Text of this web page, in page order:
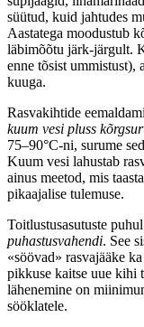
süütud, kuid jahtudes
Aastatega moodustub
läbimõõtu järk-järgult.
enne tõsist ummistust),
kuuga.
Rasvakihtide
kuum vesi pluss
75–90°C-ni, surume
Kuum vesi lahustab
ainus meetod, mis
pikaajalise tulemuse.
Toitlustusasutuste
puhastusvahendi. See
«söövad» rasvajääke
pikkuse kaitse uue kihi
lähenemine on
sööklatele.